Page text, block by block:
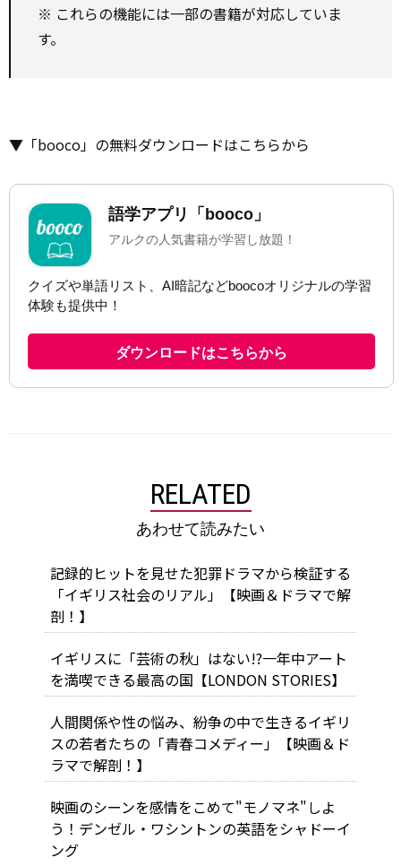
※ これらの機能には一部の書籍が対応していま
す。
▼「booco」の無料ダウンロードはこちらから
RELATED
あわせて読みたい
記録的ヒットを見せた犯罪ドラマから検証する
「イギリス社会のリアル」【映画＆ドラマで解
剖！】
イギリスに「芸術の秋」はない!?一年中アート
を満喫できる最高の国【LONDON STORIES】
人間関係や性の悩み、紛争の中で生きるイギリ
スの若者たちの「青春コメディー」【映画＆ド
ラマで解剖！】
映画のシーンを感情をこめて"モノマネ"しよ
う！デンゼル・ワシントンの英語をシャドーイ
ング